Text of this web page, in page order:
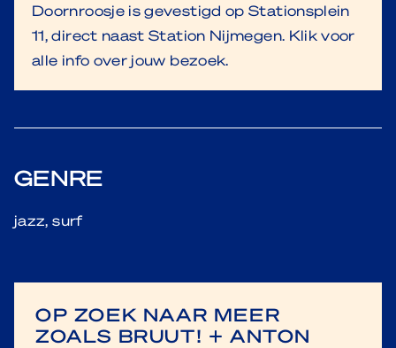
Doornroosje is gevestigd op Stationsplein
11, direct naast Station Nijmegen. Klik voor
alle info over jouw bezoek.
GENRE
jazz, surf
OP ZOEK NAAR MEER
ZOALS BRUUT! + ANTON